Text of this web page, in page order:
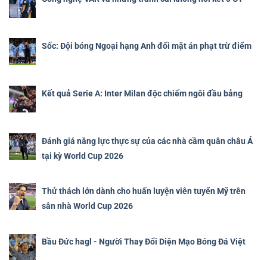
Sốc: Đội bóng Ngoại hạng Anh đối mặt án phạt trừ điểm
Kết quả Serie A: Inter Milan độc chiếm ngôi đầu bảng
Đánh giá năng lực thực sự của các nhà cầm quân châu Á
tại kỳ World Cup 2026
Thử thách lớn dành cho huấn luyện viên tuyển Mỹ trên
sân nhà World Cup 2026
Bầu Đức hagl - Người Thay Đổi Diện Mạo Bóng Đá Việt